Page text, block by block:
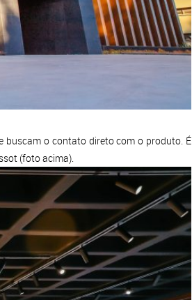
buscam o contato direto com o produto. É
(foto acima).